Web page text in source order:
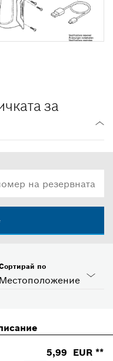
за
Местоположение
по
5,99 EUR **